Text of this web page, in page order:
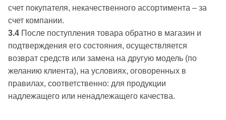
счет покупателя, некачественного ассортимента – за
счет компании.
3.4 После поступления товара обратно в магазин и
подтверждения его состояния, осуществляется
возврат средств или замена на другую модель (по
желанию клиента), на условиях, оговоренных в
правилах, соответственно: для продукции
надлежащего или ненадлежащего качества.